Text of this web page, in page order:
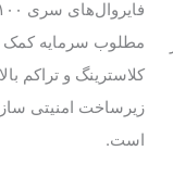
مطلوب سرمایه کمک
کلاسترینگ و تراکم
زیرساخت امنیتی
است.